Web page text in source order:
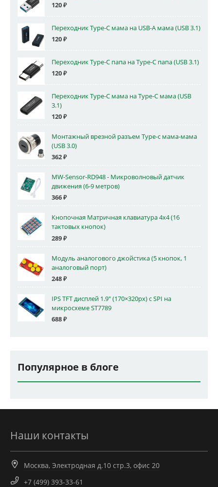
120₽
Переходник Type-C мама на USB-A мама (USB 3.1)
120₽
Переходник Type-C папа на Type-C папа (USB 3.1)
120₽
Переходник Type-C мама на Type-C мама (USB
3.1)
120₽
Монтажный врезной разъем Type-c мама-мама
(USB 3.0)
362₽
MW-Sensor-RD948 - Микроволновый датчик
движения (6-9 метров)
366₽
Кнопочная Матричная клавиатура 4x4 (16
тактовых кнопок)
289₽
Модуль аналогового джойстика (5 кнопок, 1
аналоговый порт)
248₽
IPS TFT дисплей 1.9" (170×320px) с SPI на
микросхеме ST7789
688₽
Популярное в блоге
Наши контакты
Москва, Электродная д.10 стр.3, офис 20
+7 (499) 393-33-61